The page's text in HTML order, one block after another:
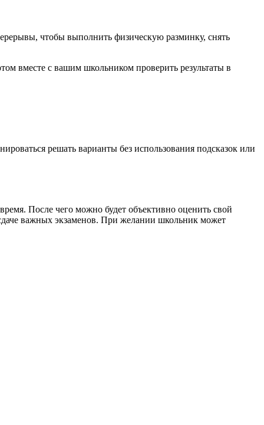
чтобы выполнить физическую разминку, снять
вместе с вашим школьником проверить результаты в
решать варианты без использования подсказок или
После чего можно будет объективно оценить свой
важных экзаменов. При желании школьник может